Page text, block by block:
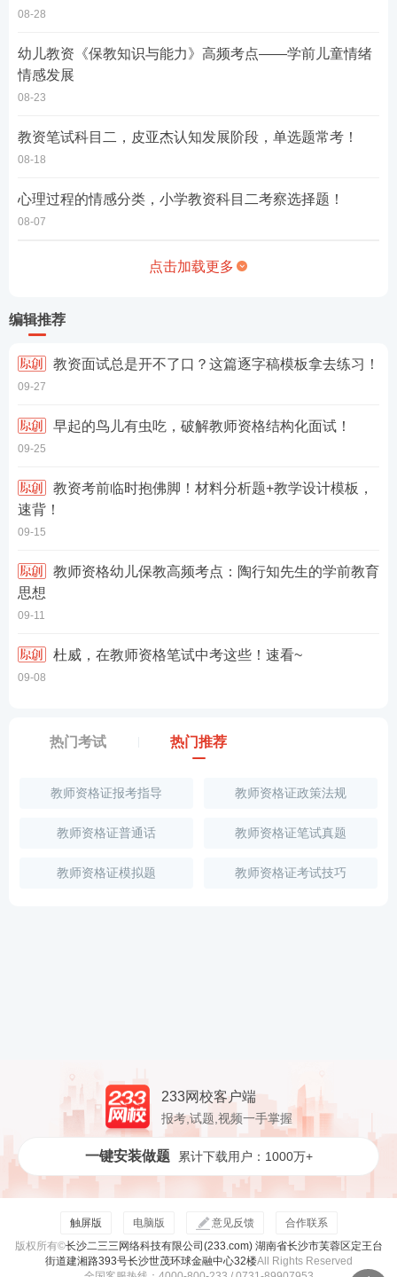
08-28
幼儿教资《保教知识与能力》高频考点——学前儿童情绪
情感发展
08-23
教资笔试科目二，皮亚杰认知发展阶段，单选题常考！
08-18
心理过程的情感分类，小学教资科目二考察选择题！
08-07
点击加载更多
编辑推荐
教资面试总是开不了口？这篇逐字稿模板拿去练习！
09-27
早起的鸟儿有虫吃，破解教师资格结构化面试！
09-25
速背！
09-15
思想
09-11
杜威，在教师资格笔试中考这些！速看~
09-08
热门考试 热门推荐
教师资格证报考指导 教师资格证政策法规
教师资格证普通话 教师资格证笔试真题
教师资格证模拟题 教师资格证考试技巧
233网校客户端
报考,试题,视频一手掌握
一键安装做题 累计下载用户：1000万+
触屏版 电脑版 意见反馈
合作联系
版权所有©长沙二三三网络科技有限公司(233.com) 湖南省长沙市芙蓉区定王台
街道建湘路393号长沙世茂环球金融中心32楼All Rights Reserved